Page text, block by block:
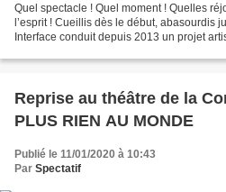
Quel spectacle ! Quel moment ! Quelles
l’esprit ! Cueillis dès le début, abasourdis
Interface conduit depuis 2013 un projet
Reprise au théâtre de la
PLUS RIEN AU MONDE
Publié le 11/01/2020 à 10:43
Par Spectatif